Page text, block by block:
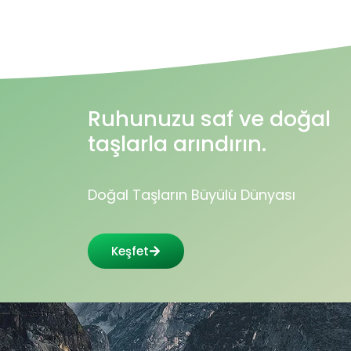
Ruhunuzu saf ve doğal
taşlarla arındırın.
Doğal Taşların Büyülü Dünyası
Keşfet